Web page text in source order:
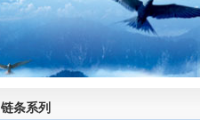
链条系列